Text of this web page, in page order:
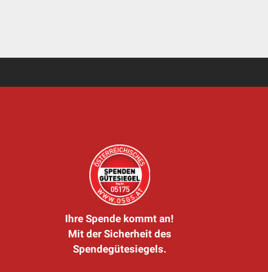
Ihre Spende kommt an!
Mit der Sicherheit des
Spendegütesiegels.